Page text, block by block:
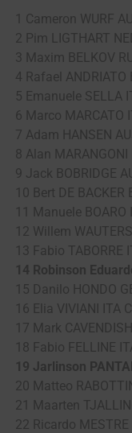
1 Cameron WURF
2 Pim LIGTHART
3 Maxim BELKOV
4 Rafael ANDRIATO
5 Emanuele SELLA
6 Marco MARCATO
7 Adam HANSEN
8 Alan MARANGONI
9 Jack BOBRIDGE
10 Bert DE BACKER
11 Manuele BOARO
12 Willem
13 Fabio TABORRE
14 Robinson
15 Danilo HONDO
16 Elia VIVIANI ITA
17 Mark
18 Fabio FELLINE
19 Jarlinson
20 Matteo
21 Maarten
22 Ricardo MESTRE